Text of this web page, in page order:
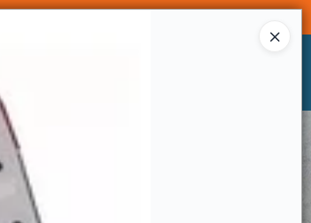
CÓMO COMPRAR